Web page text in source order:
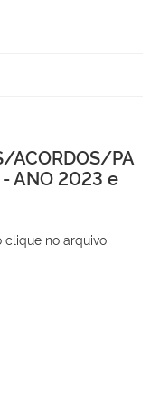
ACORDOS/PA
- ANO 2023 e
no arquivo